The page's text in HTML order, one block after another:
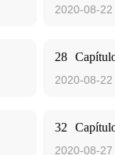
2020-08-22
28
2020-08-22
32
2020-08-27